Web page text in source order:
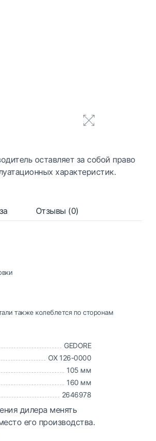
оставляет за собой право
характеристик.
Отзывы (0)
также колеблется по сторонам
GEDORE
OX 126-0000
105 мм
160 мм
2646978
дилера менять
его производства.